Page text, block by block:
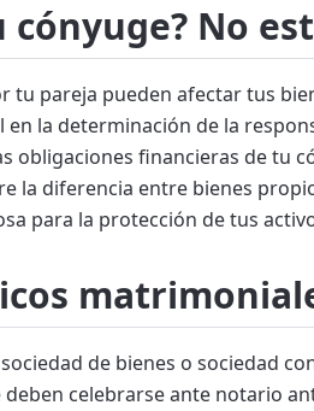
No
pareja pueden afectar tus
la determinación de la
financieras de tu
diferencia entre bienes
para la protección de tus
de bienes o sociedad
celebrarse ante notario